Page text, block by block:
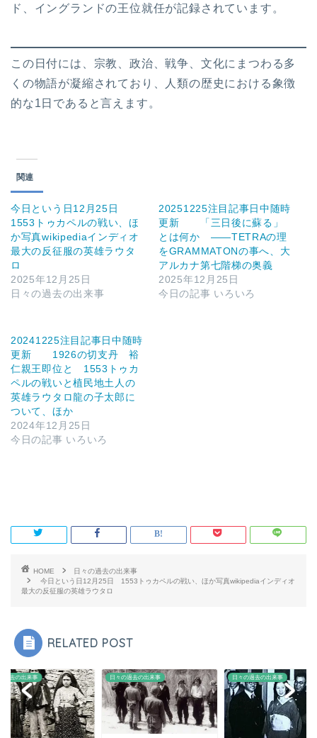
ド、イングランドの王位就任が記録されています。
この日付には、宗教、政治、戦争、文化にまつわる多
くの物語が凝縮されており、人類の歴史における象徴
的な1日であると言えます。
関連
今日という日12月25日
1553トゥカペルの戦い、ほ
か写真wikipediaインディオ
最大の反征服の英雄ラウタ
ロ
2025年12月25日
日々の過去の出来事
20251225注目記事日中随時
更新 「三日後に蘇る」
とは何か ――TETRAの理
をGRAMMATONの事へ、大
アルカナ第七階梯の奥義
2025年12月25日
今日の記事 いろいろ
20241225注目記事日中随時
更新 1926の切支丹 裕
仁親王即位と 1553トゥカ
ペルの戦いと植民地土人の
英雄ラウタロ龍の子太郎に
ついて、ほか
2024年12月25日
今日の記事 いろいろ
HOME
日々の過去の出来事
今日という日12月25日 1553トゥカペルの戦い、ほか写真wikipediaインディオ
最大の反征服の英雄ラウタロ
RELATED POST
日々の過去の出来事 日々の過去の出来事 日々の過去